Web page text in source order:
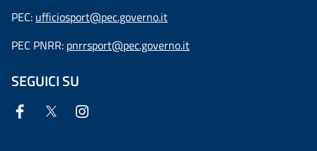
PEC: ufficiosport@pec.governo.it
PEC PNRR: pnrrsport@pec.governo.it
SEGUICI SU